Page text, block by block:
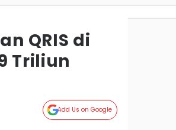
QRIS di
Triliun
Add Us on Google